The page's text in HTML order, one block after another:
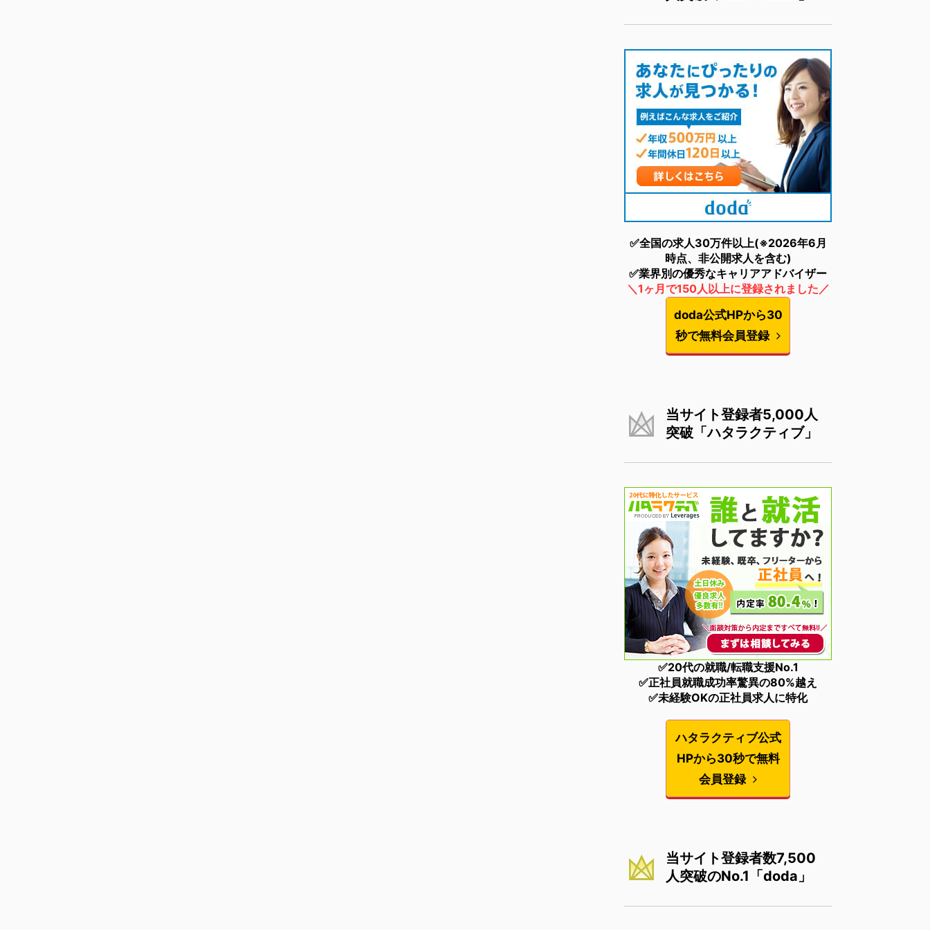
✅全国の求人30万件以上(※2026年6月
時点、非公開求人を含む)
✅業界別の優秀なキャリアアドバイザー
＼1ヶ月で150人以上に登録されました／
doda公式HPから30
秒で無料会員登録
当サイト登録者5,000人
突破「ハタラクティブ」
✅20代の就職/転職支援No.1
✅正社員就職成功率驚異の80%越え
✅未経験OKの正社員求人に特化
ハタラクティブ公式
HPから30秒で無料
会員登録
当サイト登録者数7,500
人突破のNo.1「doda」